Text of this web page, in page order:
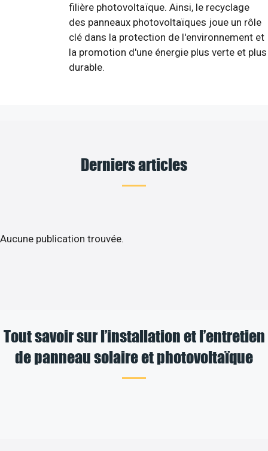
filière photovoltaïque. Ainsi, le recyclage
des panneaux photovoltaïques joue un rôle
clé dans la protection de l'environnement et
la promotion d'une énergie plus verte et plus
durable.
Derniers articles
Aucune publication trouvée.
Tout savoir sur l’installation et l’entretien
de panneau solaire et photovoltaïque